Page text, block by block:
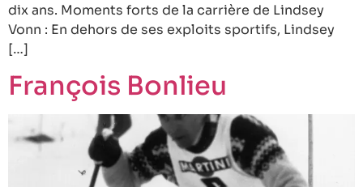
dix ans. Moments forts de la carrière de Lindsey
Vonn : En dehors de ses exploits sportifs, Lindsey
[…]
François Bonlieu